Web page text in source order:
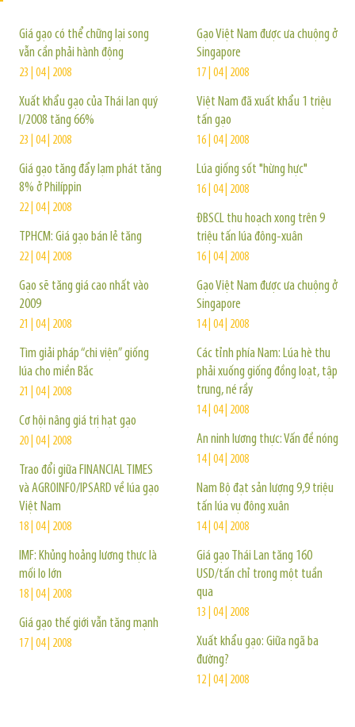
Giá gạo có thể chững lại song
vẫn cần phải hành động
23 | 04 | 2008
Xuất khẩu gạo của Thái lan quý
I/2008 tăng 66%
23 | 04 | 2008
Giá gạo tăng đẩy lạm phát tăng
8% ở Philíppin
22 | 04 | 2008
TPHCM: Giá gạo bán lẻ tăng
22 | 04 | 2008
Gạo sẽ tăng giá cao nhất vào
2009
21 | 04 | 2008
Tìm giải pháp “chi viện” giống
lúa cho miền Bắc
21 | 04 | 2008
Cơ hội nâng giá trị hạt gạo
20 | 04 | 2008
Trao đổi giữa FINANCIAL TIMES
và AGROINFO/IPSARD về lúa gạo
Việt Nam
18 | 04 | 2008
IMF: Khủng hoảng lương thực là
mối lo lớn
18 | 04 | 2008
Giá gạo thế giới vẫn tăng mạnh
17 | 04 | 2008
Gạo Việt Nam được ưa chuộng ở
Singapore
17 | 04 | 2008
Việt Nam đã xuất khẩu 1 triệu
tấn gạo
16 | 04 | 2008
Lúa giống sốt "hừng hực"
16 | 04 | 2008
ĐBSCL thu hoạch xong trên 9
triệu tấn lúa đông-xuân
16 | 04 | 2008
Gạo Việt Nam được ưa chuộng ở
Singapore
14 | 04 | 2008
Các tỉnh phía Nam: Lúa hè thu
phải xuống giống đồng loạt, tập
trung, né rầy
14 | 04 | 2008
An ninh lương thực: Vấn đề nóng
14 | 04 | 2008
Nam Bộ đạt sản lượng 9,9 triệu
tấn lúa vụ đông xuân
14 | 04 | 2008
Giá gạo Thái Lan tăng 160
USD/tấn chỉ trong một tuần
qua
13 | 04 | 2008
Xuất khẩu gạo: Giữa ngã ba
đường?
12 | 04 | 2008